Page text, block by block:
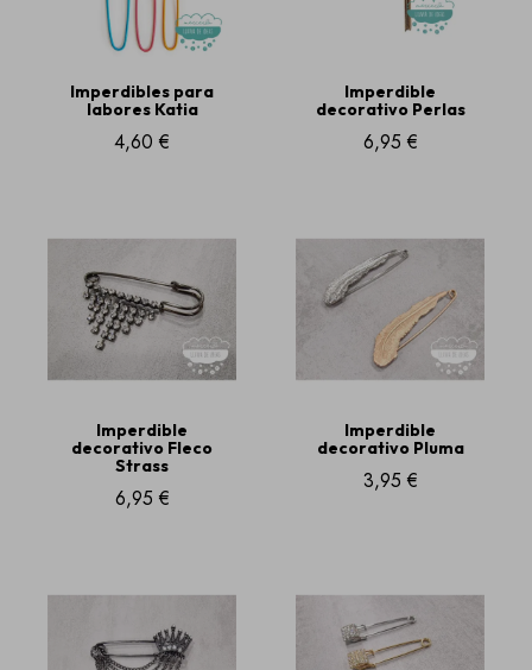
Imperdibles para
labores Katia
4,60 €
Imperdible
decorativo Perlas
6,95 €
Imperdible
decorativo Fleco
Strass
6,95 €
Imperdible
decorativo Pluma
3,95 €